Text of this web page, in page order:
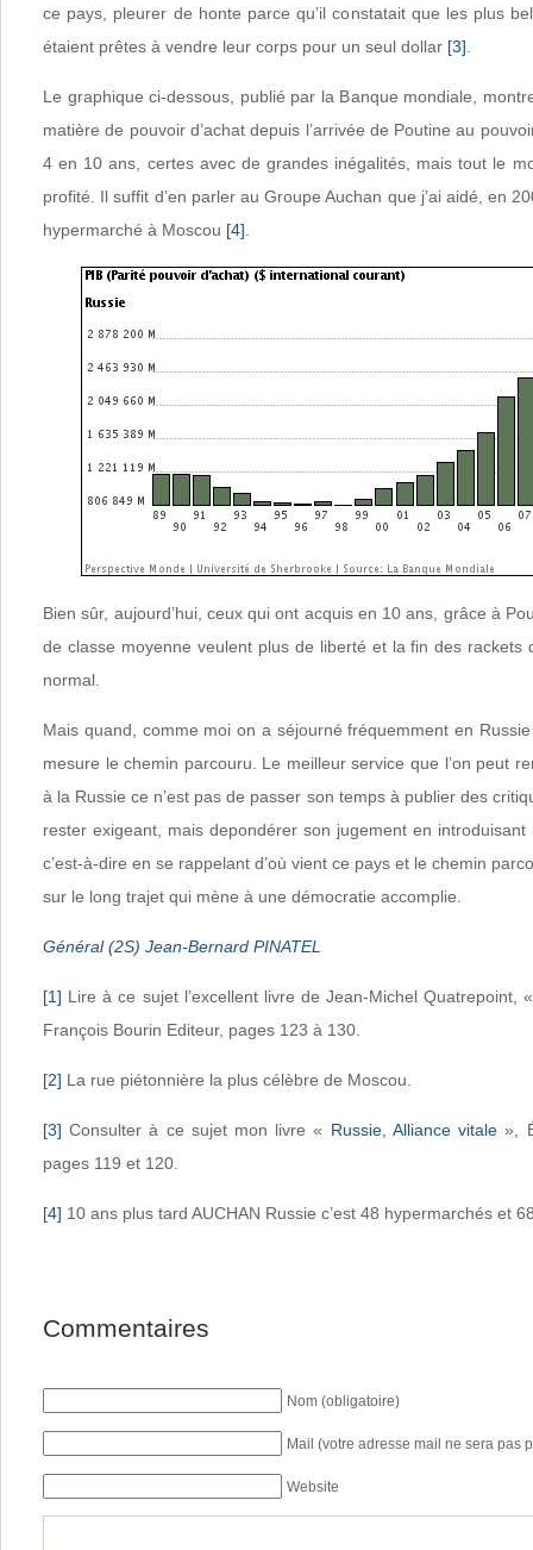
ce pays, pleurer de honte parce qu’il constatait que les plus
étaient prêtes à vendre leur corps pour un seul dollar [3]
Le graphique ci-dessous, publié par la Banque mondiale,
matière de pouvoir d’achat depuis l’arrivée de Poutine au
4 en 10 ans, certes avec de grandes inégalités, mais tout le
profité. Il suffit d’en parler au Groupe Auchan que j’ai aidé, en
hypermarché à Moscou [4]
Bien sûr, aujourd’hui, ceux qui ont acquis en 10 ans, grâce à
de classe moyenne veulent plus de liberté et la fin des rackets
normal.
Mais quand, comme moi on a séjourné fréquemment en
mesure le chemin parcouru. Le meilleur service que l’on peut
à la Russie ce n’est pas de passer son temps à publier des
rester exigeant, mais depondérer son jugement en
c’est-à-dire en se rappelant d’où vient ce pays et le chemin
sur le long trajet qui mène à une démocratie accomplie.
Général (2S) Jean-Bernard PINATEL
[1] Lire à ce sujet l’excellent livre de Jean-Michel Quatrepoint,
François Bourin Editeur, pages 123 à 130.
[2] La rue piétonnière la plus célèbre de Moscou.
[3] Consulter à ce sujet mon livre « Russie, Alliance vitale »,
pages 119 et 120.
[4] 10 ans plus tard AUCHAN Russie c’est 48 hypermarchés et
Commentaires
Nom (obligatoire)
Mail (votre adresse mail ne sera pas
Website